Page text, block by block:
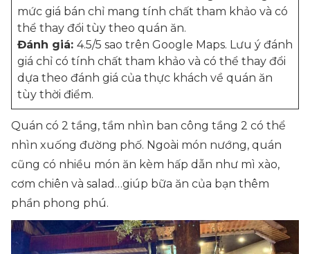
mức giá bán chỉ mang tính chất tham khảo và có
thể thay đổi tùy theo quán ăn.
Đánh giá: 4.5/5 sao trên Google Maps. Lưu ý đánh
giá chỉ có tính chất tham khảo và có thể thay đổi
dựa theo đánh giá của thực khách về quán ăn
tùy thời điểm.
Quán có 2 tầng, tầm nhìn ban công tầng 2 có thể
nhìn xuống đường phố. Ngoài món nướng, quán
cũng có nhiều món ăn kèm hấp dẫn như mì xào,
cơm chiên và salad…giúp bữa ăn của bạn thêm
phần phong phú.